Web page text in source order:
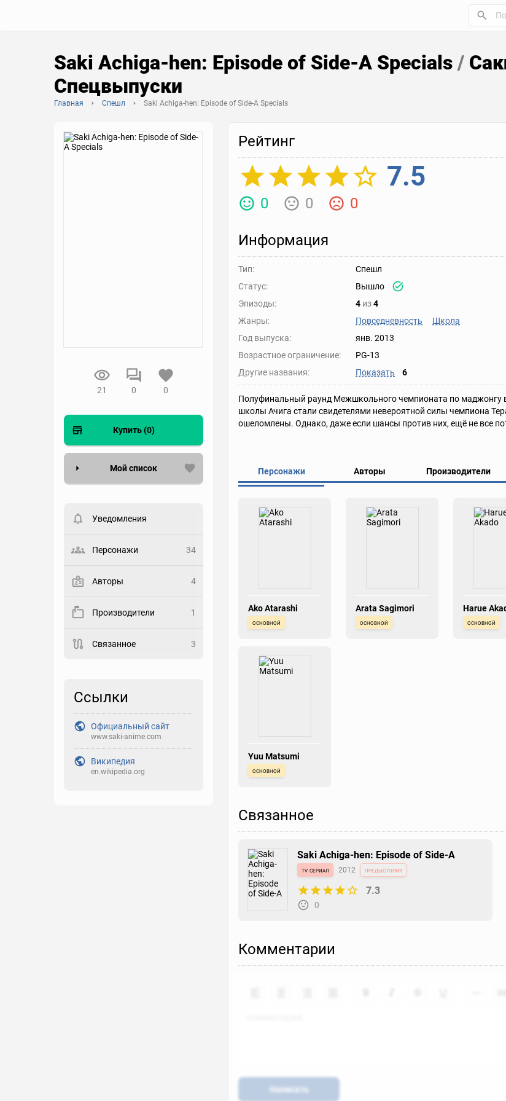
Saki Achiga-hen: Episode of Side-A Specials /
Спецвыпуски
Главная Спешл Saki Achiga-hen: Episode of Side-A Specials
21 0 0
Купить (0)
Мой список
пользователи. Хотите
Статус
Закладка
Выберите рейтинг
Уведомления
Персонажи 34
Авторы 4
Производители 1
Связанное 3
Ссылки
Официальный сайт
www.saki-anime.com
Википедия
en.wikipedia.org
Рейтинг
7.5
0 0 0
Информация
Тип:
Спешл
Статус:
Вышло
Эпизоды:
4 из4
Жанры:
Повседневность
Школа
Год выпуска:
янв. 2013
Возрастное ограничение:
PG-13
Другие названия:
Показать 6
Полуфинальный раунд Межшкольного чемпионата по маджонгу
школы Ачига стали свидетелями невероятной силы чемпиона
ошеломлены. Однако, даже если шансы против них, ещё не все
Персонажи Авторы Производители
Ako Atarashi
основной
Arata Sagimori
основной
Harue
основной
Yuu Matsumi
основной
Связанное
Saki Achiga-hen: Episode of Side-A
tv сериал 2012 предыстория
7.3
0
Комментарии
Написать